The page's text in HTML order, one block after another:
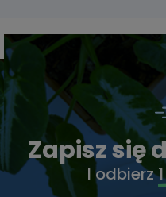
Zapisz się
I odbierz